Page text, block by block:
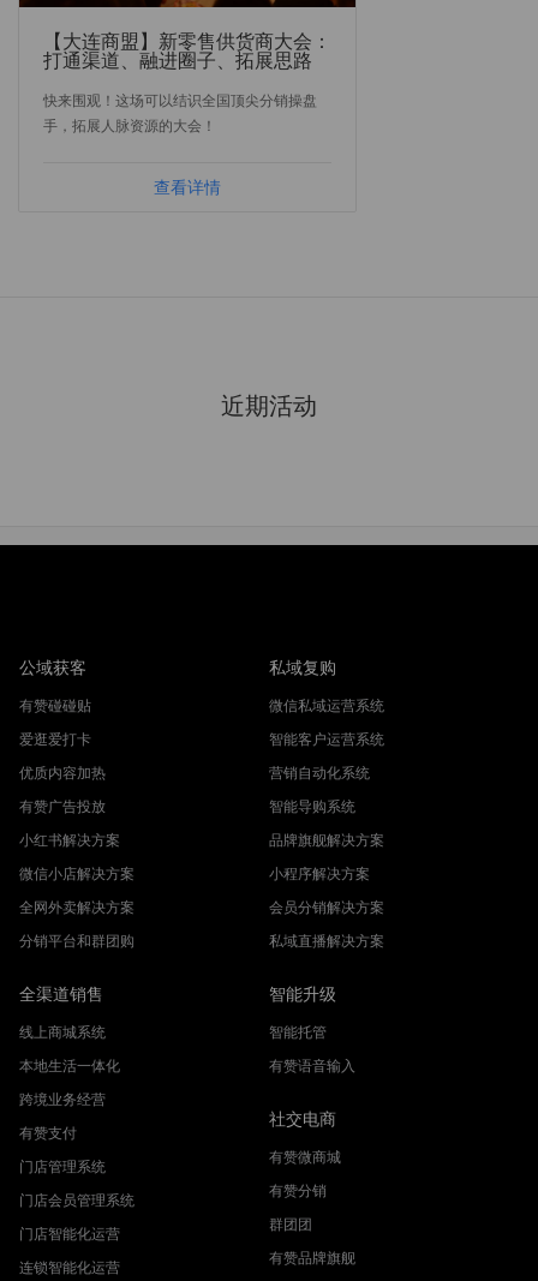
【大连商盟】新零售供货商大会：
打通渠道、融进圈子、拓展思路
快来围观！这场可以结识全国顶尖分销操盘
手，拓展人脉资源的大会！
查看详情
近期活动
公域获客
有赞碰碰贴
爱逛爱打卡
优质内容加热
有赞广告投放
小红书解决方案
微信小店解决方案
全网外卖解决方案
分销平台和群团购
私域复购
微信私域运营系统
智能客户运营系统
营销自动化系统
智能导购系统
品牌旗舰解决方案
小程序解决方案
会员分销解决方案
私域直播解决方案
全渠道销售
线上商城系统
本地生活一体化
跨境业务经营
有赞支付
门店管理系统
门店会员管理系统
门店智能化运营
连锁智能化运营
智能升级
智能托管
有赞语音输入
社交电商
有赞微商城
有赞分销
群团团
有赞品牌旗舰